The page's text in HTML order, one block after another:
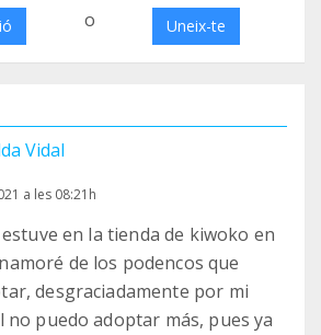
o Uneix-te
Vidal
a les 08:21h
en la tienda de kiwoko en
de los podencos que
desgraciadamente por mi
puedo adoptar más, pues ya